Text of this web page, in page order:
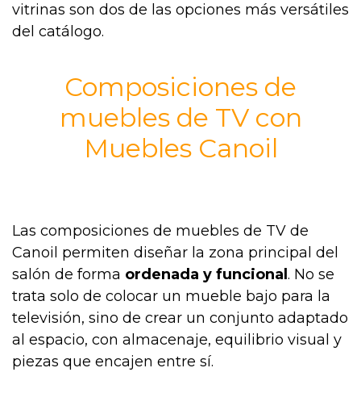
vitrinas son dos de las opciones más versátiles
del catálogo.
Composiciones de
muebles de TV con
Muebles Canoil
Las composiciones de muebles de TV de
Canoil permiten diseñar la zona principal del
salón de forma ordenada y funcional . No se
trata solo de colocar un mueble bajo para la
televisión, sino de crear un conjunto adaptado
al espacio, con almacenaje, equilibrio visual y
piezas que encajen entre sí.